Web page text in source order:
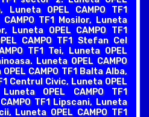
Luneta OPEL CAMPO TF1
TF1 Mosilor, Luneta
Luneta OPEL CAMPO TF1
CAMPO TF1 Stefan Cel
TF1 Tei, Luneta OPEL
Luneta OPEL CAMPO
CAMPO TF1 Balta Alba,
Centrul Civic, Luneta OPEL
OPEL CAMPO TF1
TF1 Lipscani, Luneta
Luneta OPEL CAMPO TF1